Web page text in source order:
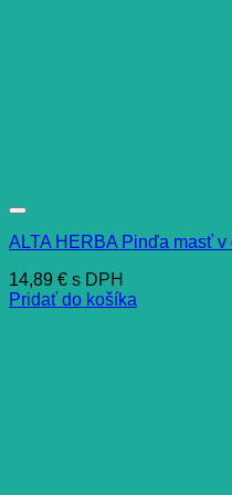
ALTA HERBA Pinďa masť
14,89 € s DPH
Pridať do košíka